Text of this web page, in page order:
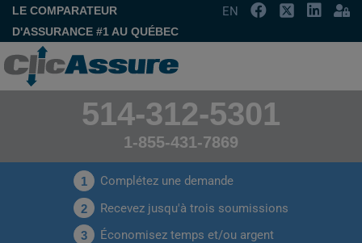
LE COMPARATEUR
D'ASSURANCE #1 AU QUÉBEC
EN
514-312-5301
1-855-431-7869
1 Complétez une demande
2 Recevez jusqu'à trois soumissions
3 Économisez temps et/ou argent